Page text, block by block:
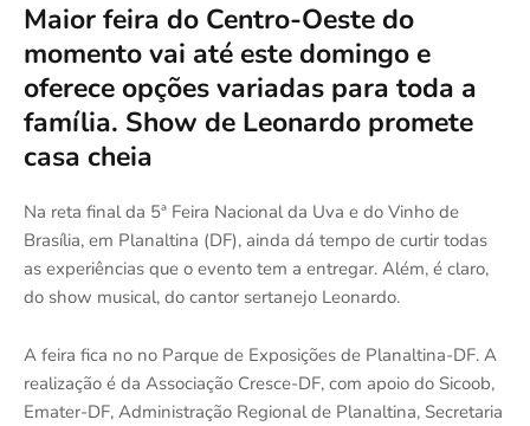
Maior feira do Centro-Oeste do
momento vai até este domingo e
oferece opções variadas para toda a
família. Show de Leonardo promete
casa cheia
Na reta final da 5ª Feira Nacional da Uva e do Vinho de
Brasília, em Planaltina (DF), ainda dá tempo de curtir todas
as experiências que o evento tem a entregar. Além, é claro,
do show musical, do cantor sertanejo Leonardo.
A feira fica no no Parque de Exposições de Planaltina-DF. A
realização é da Associação Cresce-DF, com apoio do Sicoob,
Emater-DF, Administração Regional de Planaltina, Secretaria